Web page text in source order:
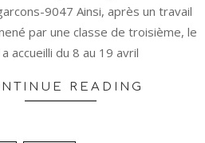
9047 Ainsi, après un travail
par une classe de troisième, le
a accueilli du 8 au 19 avril
READING